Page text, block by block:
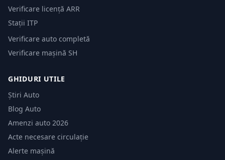
Verificare licență ARR
Stații ITP
Verificare auto completă
Verificare mașină SH
GHIDURI UTILE
Știri Auto
Blog Auto
Amenzi auto 2026
Acte necesare circulație
Alerte mașină